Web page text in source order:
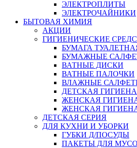
ЭЛЕКТРОПЛИТЫ
ЭЛЕКТРОЧАЙНИКИ
БЫТОВАЯ ХИМИЯ
АКЦИИ
ГИГИЕНИЧЕСКИЕ
БУМАГА
БУМАЖНЫЕ
ВАТНЫЕ ДИСКИ
ВАТНЫЕ ПАЛОЧКИ
ВЛАЖНЫЕ
ДЕТСКАЯ ГИГИЕНА
ЖЕНСКАЯ
ЖЕНСКАЯ
ДЕТСКАЯ СЕРИЯ
ДЛЯ КУХНИ И УБОРКИ
ГУБКИ Д/ПОСУДЫ
ПАКЕТЫ ДЛЯ